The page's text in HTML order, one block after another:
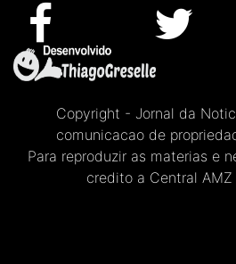
Copyright - Jornal da
comunicacao de
Para reproduzir as materias e
credito a Central